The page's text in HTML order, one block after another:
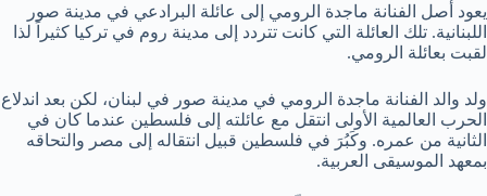
يعود أصل الفنانة ماجدة الرومي إلى عائلة البرادعي في مدينة صور
اللبنانية. تلك العائلة التي كانت تتردد إلى مدينة روم في تركيا كثيراً لذا
لقبت بعائلة الرومي.
ولد والد الفنانة ماجدة الرومي في مدينة صور في لبنان، لكن بعد اندلاع
الحرب العالمية الأولى انتقل مع عائلته إلى فلسطين عندما كان في
الثانية من عمره. وكَبُرَ في فلسطين قبيل انتقاله إلى مصر والتحاقه
بمعهد الموسيقى العربية.